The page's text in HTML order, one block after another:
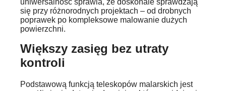
uniwersalność sprawia, że doskonale sprawdzają
się przy różnorodnych projektach – od drobnych
poprawek po kompleksowe malowanie dużych
powierzchni.
Większy zasięg bez utraty
kontroli
Podstawową funkcją teleskopów malarskich jest